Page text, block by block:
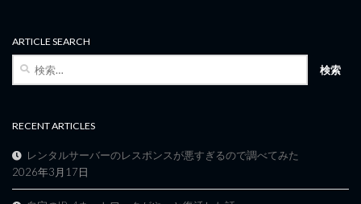
ARTICLE SEARCH
検
RECENT ARTICLES
レンタルサーバーのレスポンスが悪すぎるので調べてみた
2026年3月17日